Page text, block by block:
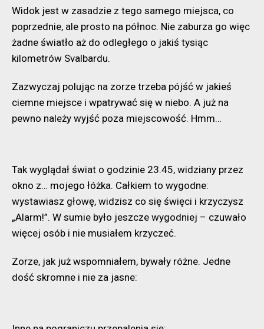
Widok jest w zasadzie z tego samego miejsca, co
poprzednie, ale prosto na północ. Nie zaburza go więc
żadne światło aż do odległego o jakiś tysiąc
kilometrów Svalbardu.
Zazwyczaj polując na zorze trzeba pójść w jakieś
ciemne miejsce i wpatrywać się w niebo. A już na
pewno należy wyjść poza miejscowość. Hmm…
Tak wyglądał świat o godzinie 23.45, widziany przez
okno z… mojego łóżka. Całkiem to wygodne:
wystawiasz głowę, widzisz co się święci i krzyczysz
„Alarm!”. W sumie było jeszcze wygodniej – czuwało
więcej osób i nie musiałem krzyczeć.
Zorze, jak już wspomniałem, bywały różne. Jedne
dość skromne i nie za jasne: